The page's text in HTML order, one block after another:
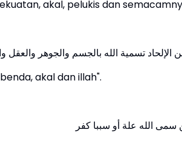
akal, pelukis dan
الإلحاد تسمية الله بالجسم والجوهر والعقل
akal dan illah".
سمى الله علة أو سببا كفر